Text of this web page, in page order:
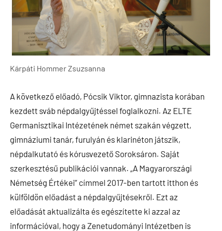
Kárpáti Hommer Zsuzsanna
A következő előadó, Pócsik Viktor, gimnazista korában
kezdett sváb népdalgyűjtéssel foglalkozni. Az ELTE
Germanisztikai Intézetének német szakán végzett,
gimnáziumi tanár, furulyán és klarinéton játszik,
népdalkutató és kórusvezető Soroksáron. Saját
szerkesztésű publikációi vannak. „A Magyarországi
Németség Értékei” címmel 2017-ben tartott itthon és
külföldön előadást a népdalgyűjtésekről. Ezt az
előadását aktualizálta és egészítette ki azzal az
információval, hogy a Zenetudományi Intézetben is